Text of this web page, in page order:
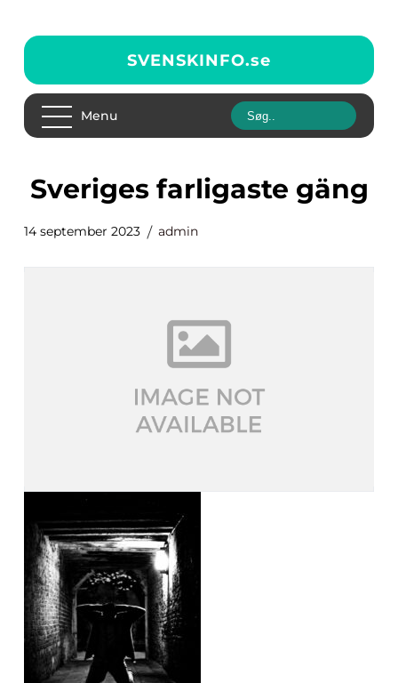
SVENSKINFO.se
Menu
sveriges farligaste gäng
14 september 2023 admin